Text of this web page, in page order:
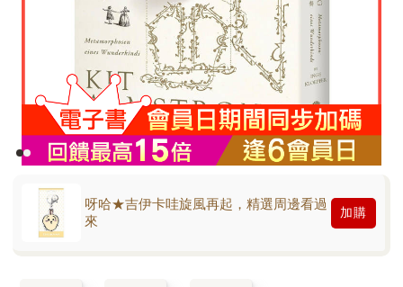
呀哈★吉伊卡哇旋風再起，精選周邊看過
來
加購